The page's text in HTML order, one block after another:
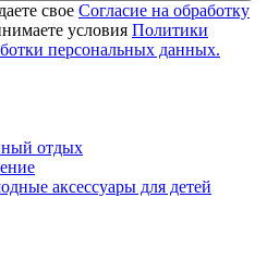
свое Согласие на обработку
условия Политики
персональных данных.
отдых
аксессуары для детей